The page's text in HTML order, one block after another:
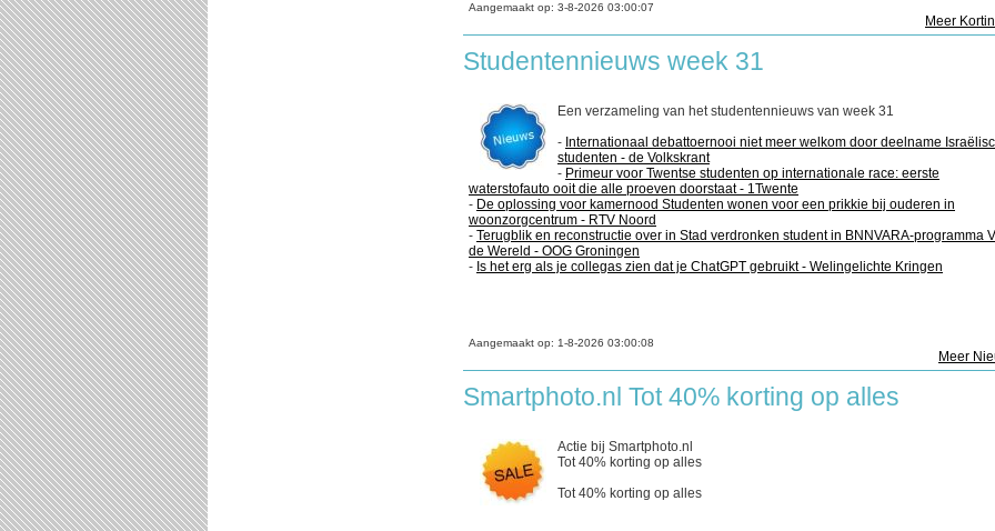
Aangemaakt op: 3-8-2026 03:00:07
Meer
Studentennieuws week 31
Een verzameling van het studentennieuws van week 31
- Internationaal debattoernooi niet meer welkom door deelname
studenten - de Volkskrant
- Primeur voor Twentse studenten op internationale race: eerste
waterstofauto ooit die alle proeven doorstaat - 1Twente
- De oplossing voor kamernood Studenten wonen voor een prikkie bij ouderen in
woonzorgcentrum - RTV Noord
- Terugblik en reconstructie over in Stad verdronken student in BNNVARA-programma
de Wereld - OOG Groningen
- Is het erg als je collegas zien dat je ChatGPT gebruikt - Welingelichte Kringen
Aangemaakt op: 1-8-2026 03:00:08
Meer
Smartphoto.nl Tot 40% korting op alles
Actie bij Smartphoto.nl
Tot 40% korting op alles
Tot 40% korting op alles